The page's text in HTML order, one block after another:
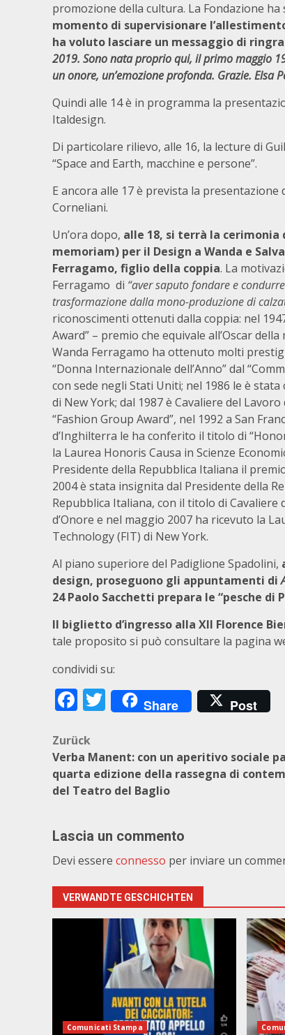
promozione della cultura. La Fondazione
momento di supervisionare
ha voluto lasciare un messaggio di
2019. Sono nata proprio qui, il primo maggio
un onore, un’emozione profonda. Grazie. Elsa
Quindi alle 14 è in programma la
Italdesign.
Di particolare rilievo, alle 16, la lecture di
“Space and Earth, macchine e persone”.
E ancora alle 17 è prevista la
Corneliani.
Un’ora dopo, alle 18, si terrà la cerimonia
memoriam) per il Design a Wanda e
Ferragamo, figlio della coppia. La
Ferragamo di “aver saputo fondare e
trasformazione dalla mono-produzione di
riconoscimenti ottenuti dalla coppia: nel
Award” – premio che equivale all’Oscar
Wanda Ferragamo ha ottenuto molti
“Donna Internazionale dell’Anno” dal
con sede negli Stati Uniti; nel 1986 le è
di New York; dal 1987 è Cavaliere del
“Fashion Group Award”, nel 1992 a San
d’Inghilterra le ha conferito il titolo di
la Laurea Honoris Causa in Scienze
Presidente della Repubblica Italiana il
2004 è stata insignita dal Presidente della
Repubblica Italiana, con il titolo di Cavaliere
d’Onore e nel maggio 2007 ha ricevuto la
Technology (FIT) di New York.
Al piano superiore del Padiglione Spadolini,
design, proseguono gli appuntamenti di
24 Paolo Sacchetti prepara le “pesche di
Il biglietto d’ingresso alla XII Florence
tale proposito si può consultare la pagina
condividi su:
Facebook
Twitter
Share Post
Beitragsnavigation
Zurück
Verba Manent: con un aperitivo sociale
quarta edizione della rassegna di
del Teatro del Baglio
Lascia un commento
Devi essere connesso per inviare un
VERWANDTE GESCHICHTEN
Comunicati Stampa